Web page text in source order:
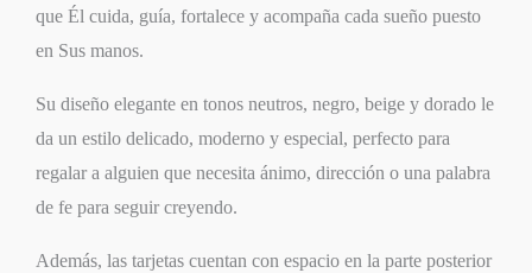
que Él cuida, guía, fortalece y acompaña cada sueño puesto
en Sus manos.
Su diseño elegante en tonos neutros, negro, beige y dorado le
da un estilo delicado, moderno y especial, perfecto para
regalar a alguien que necesita ánimo, dirección o una palabra
de fe para seguir creyendo.
Además, las tarjetas cuentan con espacio en la parte posterior